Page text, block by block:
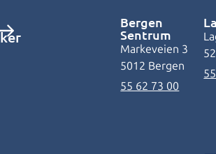
Bergen
Sentrum
Markeveien 3
5012 Bergen
55 62 73 00